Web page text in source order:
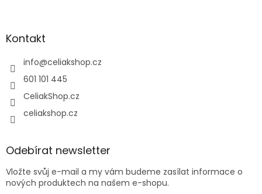
Kontakt
info@celiakshop.cz
601 101 445
CeliakShop.cz
celiakshop.cz
Odebírat newsletter
Vložte svůj e-mail a my vám budeme zasílat informace o
nových produktech na našem e-shopu.